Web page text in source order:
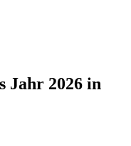
Jahr 2026 in